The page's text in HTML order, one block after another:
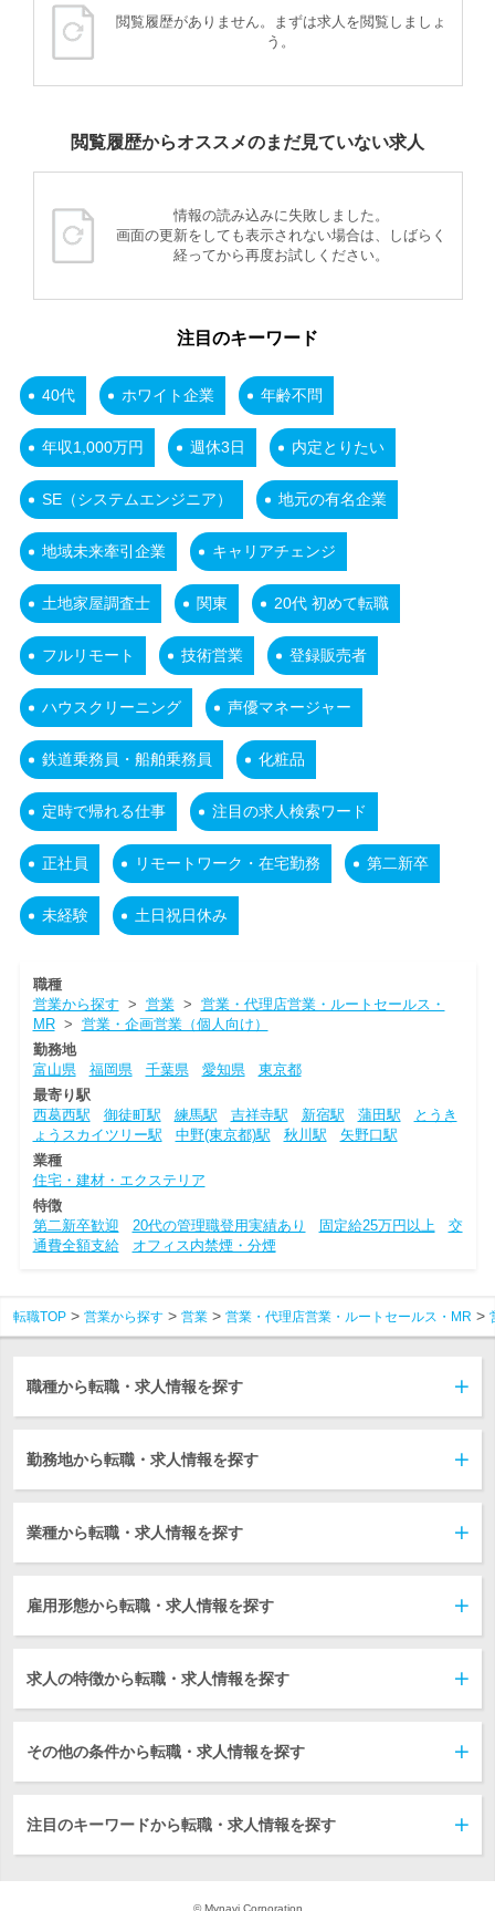
閲覧履歴がありません。まずは求人を閲覧しましょ
う。
閲覧履歴からオススメのまだ見ていない求人
情報の読み込みに失敗しました。
画面の更新をしても表示されない場合は、しばらく
経ってから再度お試しください。
注目のキーワード
40代 ホワイト企業 年齢不問
年収1,000万円 週休3日 内定とりたい
SE（システムエンジニア） 地元の有名企業
地域未来牽引企業 キャリアチェンジ
土地家屋調査士 関東 20代 初めて転職
フルリモート 技術営業 登録販売者
ハウスクリーニング 声優マネージャー
鉄道乗務員・船舶乗務員 化粧品
定時で帰れる仕事 注目の求人検索ワード
正社員 リモートワーク・在宅勤務 第二新卒
未経験 土日祝日休み
職種
営業から探す > 営業> 営業・代理店営業・ルートセールス・
MR> 営業・企画営業（個人向け）
勤務地
富山県
福岡県 千葉県 愛知県
東京都
最寄り駅
西葛西駅
御徒町駅 練馬駅 吉祥寺駅 新宿駅 蒲田駅
とうき
ょうスカイツリー駅
中野(東京都)駅 秋川駅
矢野口駅
業種
住宅・建材・エクステリア
特徴
第二新卒歓迎
20代の管理職登用実績あり 固定給25万円以上
交
通費全額支給
オフィス内禁煙・分煙
転職TOP 営業から探す 営業 営業・代理店営業・ルートセールス・MR
職種から転職・求人情報を探す
勤務地から転職・求人情報を探す
業種から転職・求人情報を探す
雇用形態から転職・求人情報を探す
求人の特徴から転職・求人情報を探す
その他の条件から転職・求人情報を探す
注目のキーワードから転職・求人情報を探す
© Mynavi Corporation